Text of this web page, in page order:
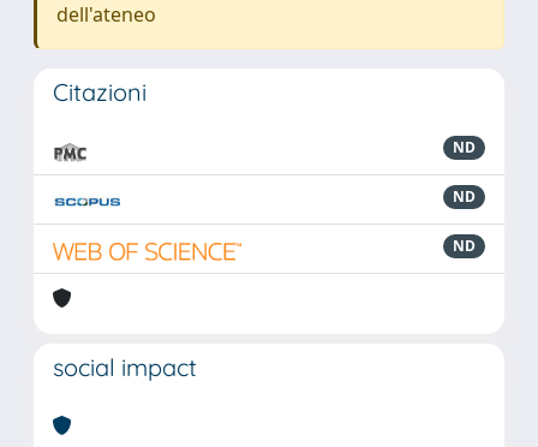
dell'ateneo
Citazioni
ND
ND
ND
social impact